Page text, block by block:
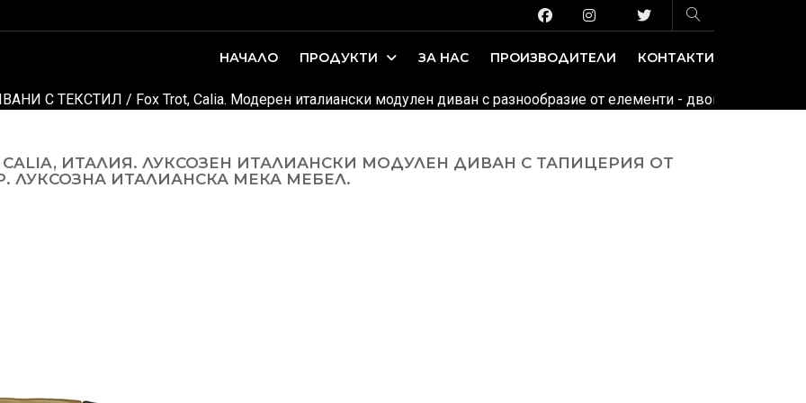
НАЧАЛО ПРОДУКТИ ЗА НАС ПРОИЗВОДИТЕЛИ КОНТАКТИ
С ТЕКСТИЛ / Fox Trot, Calia. Модерен италиански модулен диван с разнообразие от елементи - двойки, тройки,
ИТАЛИЯ. ЛУКСОЗЕН ИТАЛИАНСКИ МОДУЛЕН ДИВАН С ТАПИЦЕРИЯ ОТ
ИТАЛИАНСКА МЕКА МЕБЕЛ.